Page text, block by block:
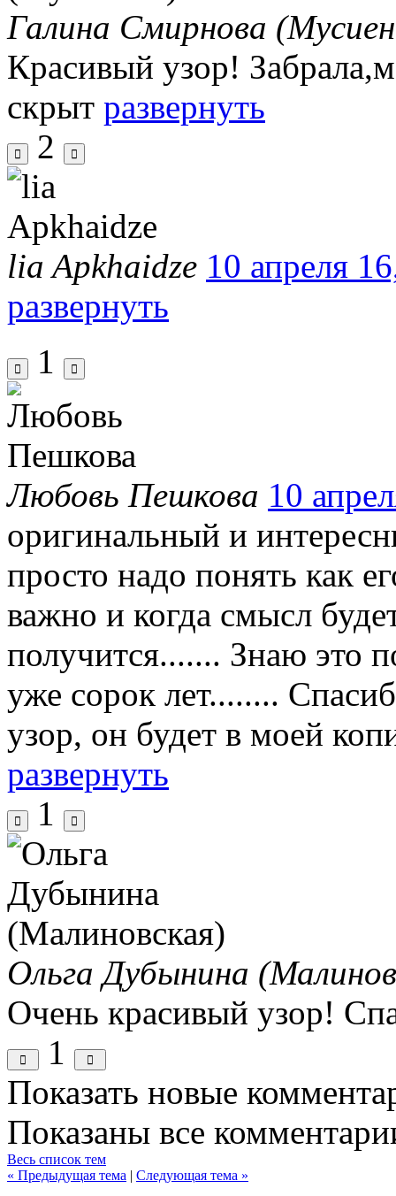
Галина Смирнова
Красивый узор!
скрыт развернуть
2
lia Apkhaidze 10 апреля
развернуть
1
Любовь Пешкова 10
оригинальный и
просто надо понять как
важно и когда смысл
получится....... Знаю это
уже сорок лет........
узор, он будет в моей
развернуть
1
Ольга Дубынина
Очень красивый узор!
1
Показать новые
Показаны все
Весь список тем
« Предыдущая тема | Следующая тема »